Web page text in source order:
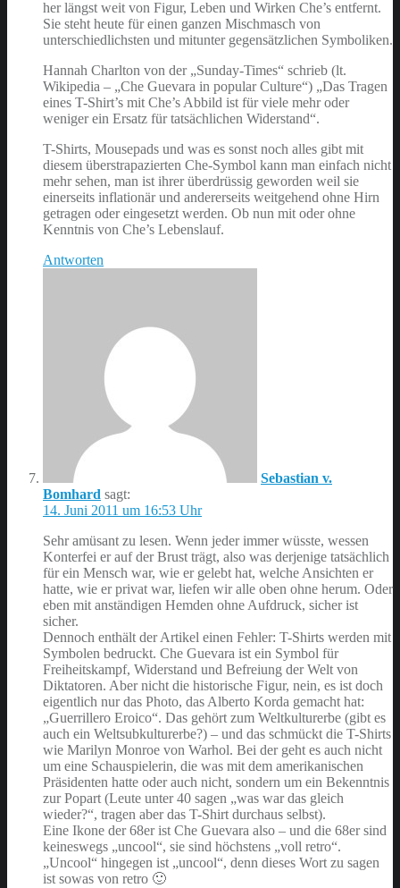
her längst weit von Figur, Leben und Wirken Che’s entfernt.
Sie steht heute für einen ganzen Mischmasch von
unterschiedlichsten und mitunter gegensätzlichen Symboliken.
Hannah Charlton von der „Sunday-Times“ schrieb (lt.
Wikipedia – „Che Guevara in popular Culture“) „Das Tragen
eines T-Shirt’s mit Che’s Abbild ist für viele mehr oder
weniger ein Ersatz für tatsächlichen Widerstand“.
T-Shirts, Mousepads und was es sonst noch alles gibt mit
diesem überstrapazierten Che-Symbol kann man einfach nicht
mehr sehen, man ist ihrer überdrüssig geworden weil sie
einerseits inflationär und andererseits weitgehend ohne Hirn
getragen oder eingesetzt werden. Ob nun mit oder ohne
Kenntnis von Che’s Lebenslauf.
Antworten
Sebastian v.
Bomhard sagt:
14. Juni 2011 um 16:53 Uhr
Sehr amüsant zu lesen. Wenn jeder immer wüsste, wessen
Konterfei er auf der Brust trägt, also was derjenige tatsächlich
für ein Mensch war, wie er gelebt hat, welche Ansichten er
hatte, wie er privat war, liefen wir alle oben ohne herum. Oder
eben mit anständigen Hemden ohne Aufdruck, sicher ist
sicher.
Dennoch enthält der Artikel einen Fehler: T-Shirts werden mit
Symbolen bedruckt. Che Guevara ist ein Symbol für
Freiheitskampf, Widerstand und Befreiung der Welt von
Diktatoren. Aber nicht die historische Figur, nein, es ist doch
eigentlich nur das Photo, das Alberto Korda gemacht hat:
„Guerrillero Eroico“. Das gehört zum Weltkulturerbe (gibt es
auch ein Weltsubkulturerbe?) – und das schmückt die T-Shirts
wie Marilyn Monroe von Warhol. Bei der geht es auch nicht
um eine Schauspielerin, die was mit dem amerikanischen
Präsidenten hatte oder auch nicht, sondern um ein Bekenntnis
zur Popart (Leute unter 40 sagen „was war das gleich
wieder?“, tragen aber das T-Shirt durchaus selbst).
Eine Ikone der 68er ist Che Guevara also – und die 68er sind
keineswegs „uncool“, sie sind höchstens „voll retro“.
„Uncool“ hingegen ist „uncool“, denn dieses Wort zu sagen
ist sowas von retro 🙂